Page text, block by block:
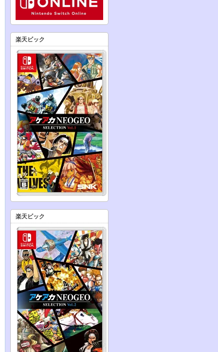
楽天ビック
楽天ビック